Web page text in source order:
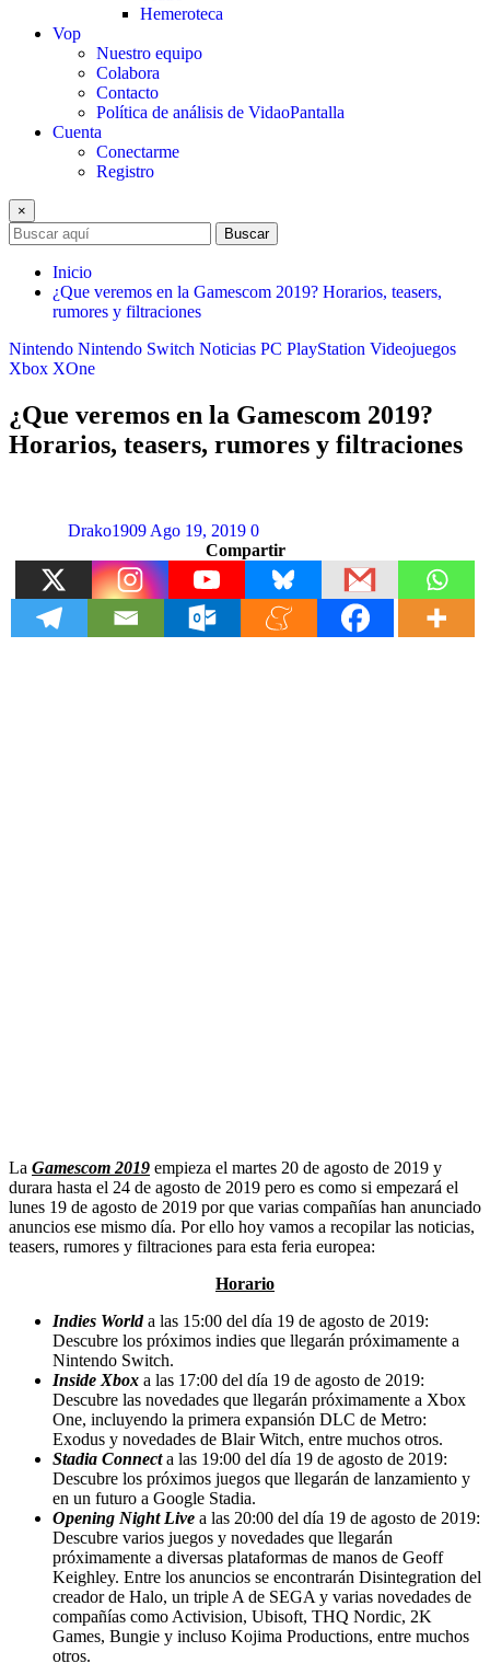
Hemeroteca
Vop
Nuestro equipo
Colabora
Contacto
Política de análisis de VidaoPantalla
Cuenta
Conectarme
Registro
×
Buscar
Inicio
¿Que veremos en la Gamescom 2019? Horarios, teasers,
rumores y filtraciones
Nintendo Nintendo Switch Noticias PC PlayStation Videojuegos
Xbox XOne
¿Que veremos en la Gamescom 2019?
Horarios, teasers, rumores y filtraciones
Drako1909 Ago 19, 2019 0
Compartir
La Gamescom 2019 empieza el martes 20 de agosto de 2019 y
durara hasta el 24 de agosto de 2019 pero es como si empezará el
lunes 19 de agosto de 2019 por que varias compañías han anunciado
anuncios ese mismo día. Por ello hoy vamos a recopilar las noticias,
teasers, rumores y filtraciones para esta feria europea:
Horario
Indies Worlda las 15:00 del día 19 de agosto de 2019:
Descubre los próximos indies que llegarán próximamente a
Nintendo Switch.
Inside Xbox a las 17:00 del día 19 de agosto de 2019:
Descubre las novedades que llegarán próximamente a Xbox
One, incluyendo la primera expansión DLC de Metro:
Exodus y novedades de Blair Witch, entre muchos otros.
Stadia Connecta las 19:00 del día 19 de agosto de 2019:
Descubre los próximos juegos que llegarán de lanzamiento y
en un futuro a Google Stadia.
Opening Night Live a las 20:00 del día 19 de agosto de 2019:
Descubre varios juegos y novedades que llegarán
próximamente a diversas plataformas de manos de Geoff
Keighley. Entre los anuncios se encontrarán Disintegration del
creador de Halo, un triple A de SEGA y varias novedades de
compañías como Activision, Ubisoft, THQ Nordic, 2K
Games, Bungie y incluso Kojima Productions, entre muchos
otros.